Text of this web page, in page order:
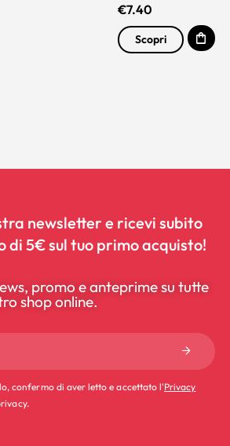
€7.40
Scopri
newsletter e ricevi subito
di 5€ sul tuo primo acquisto!
promo e anteprime su tutte
shop online.
confermo di aver letto e accettato l'Privacy